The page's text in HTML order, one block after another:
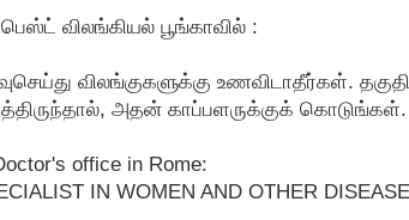
விலங்கியல் பூங்காவில் :
விலங்குகளுக்கு உணவிடாதீர்கள்.
அதன் காப்பளருக்குக் கொடுங்கள்.
office in Rome:
IN WOMEN AND OTHER